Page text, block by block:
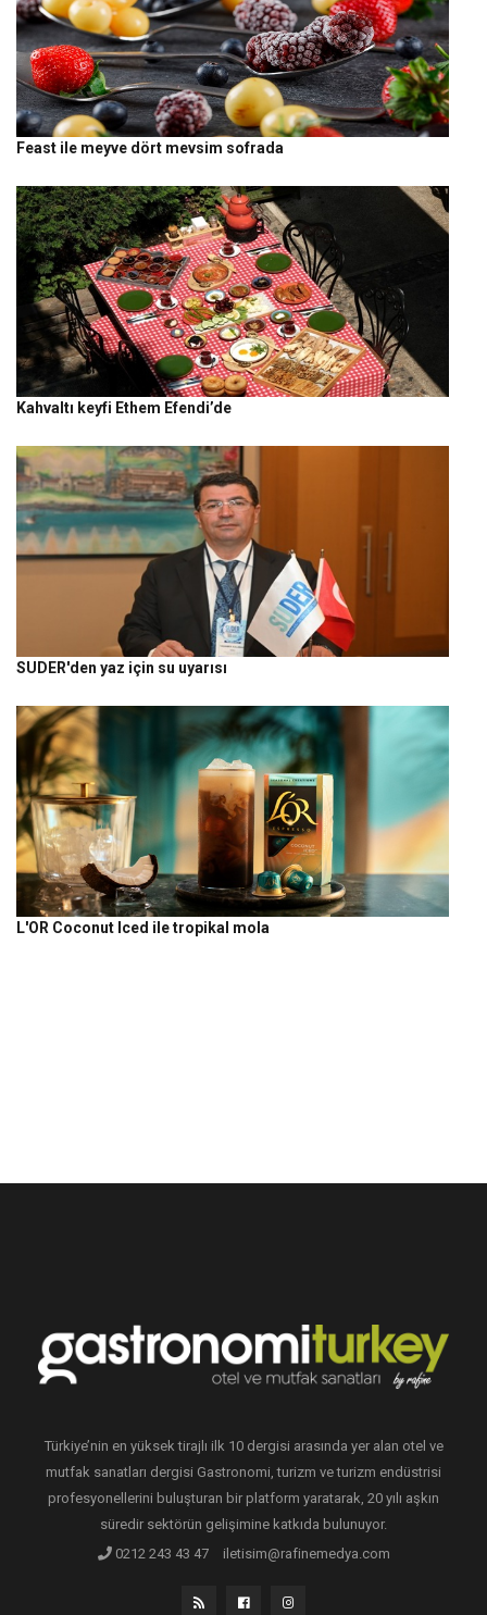
Feast ile meyve dört mevsim sofrada
Kahvaltı keyfi Ethem Efendi’de
SUDER'den yaz için su uyarısı
L'OR Coconut Iced ile tropikal mola
Türkiye’nin en yüksek tirajlı ilk 10 dergisi arasında yer alan otel ve
mutfak sanatları dergisi Gastronomi, turizm ve turizm endüstrisi
profesyonellerini buluşturan bir platform yaratarak, 20 yılı aşkın
süredir sektörün gelişimine katkıda bulunuyor.
0212 243 43 47
iletisim@rafinemedya.com